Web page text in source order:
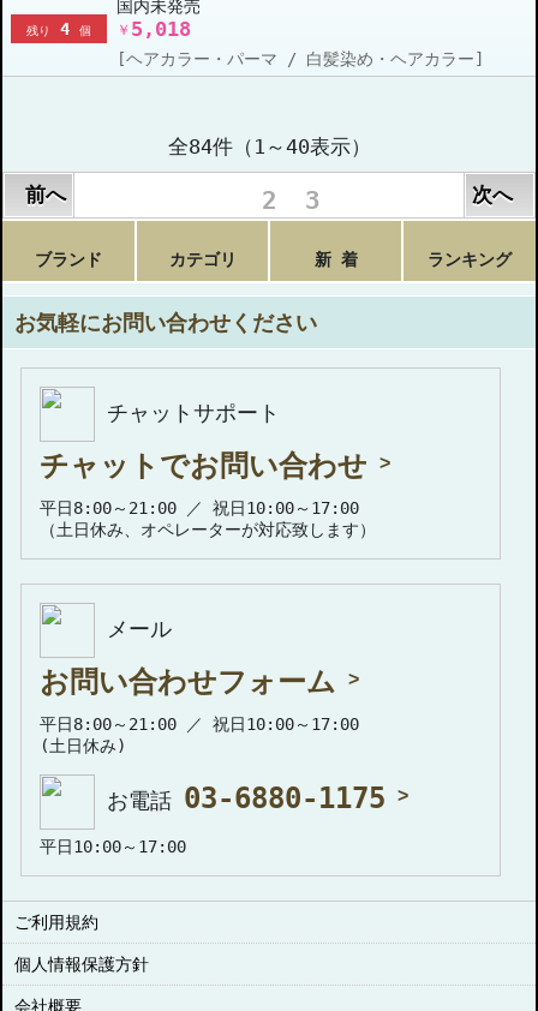
残り 4 個
国内未発売
￥ 5,018
[ヘアカラー・パーマ / 白髪染め・ヘアカラー]
全84件（1～40表示）
前へ
2 3 次へ
ブランド カテゴリ 新 着 ランキング
お気軽にお問い合わせください
チャットサポート
チャットでお問い合わせ
平日8:00～21:00 ／ 祝日10:00～17:00
（土日休み、オペレーターが対応致します）
メール
お問い合わせフォーム
平日8:00～21:00 ／ 祝日10:00～17:00
(土日休み)
お電話 03-6880-1175
平日10:00～17:00
ご利用規約
個人情報保護方針
会社概要